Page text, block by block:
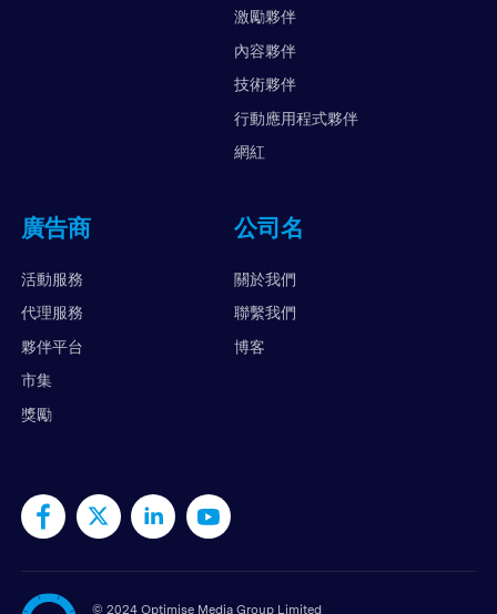
激勵夥伴
內容夥伴
技術夥伴
行動應用程式夥伴
網紅
廣告商
活動服務
代理服務
夥伴平台
市集
獎勵
公司名
關於我們
聯繫我們
博客
© 2024 Optimise Media Group Limited